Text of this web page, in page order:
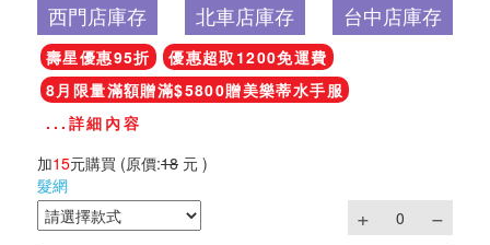
西門店庫存 北車店庫存 台中店庫存
壽星優惠95折
優惠超取1200免運費
8月限量滿額贈滿$5800贈美樂蒂水手服
...詳細內容
加15元購買 (原價:18 元 )
髮網